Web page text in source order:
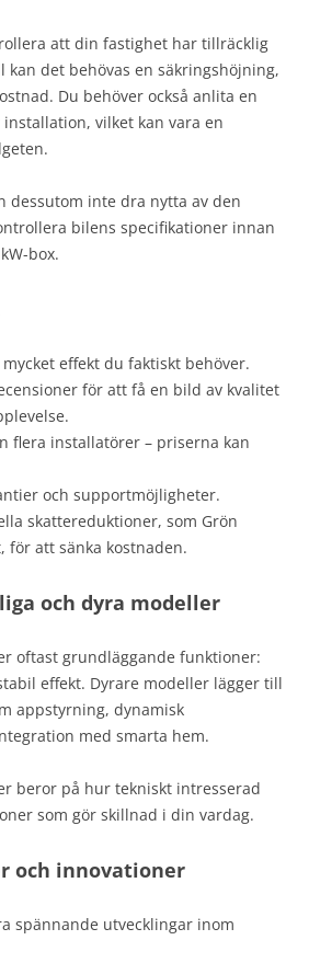
att din fastighet har tillräcklig
kan det behövas en säkringshöjning,
Du behöver också anlita en
vilket kan vara en
dessutom inte dra nytta av den
bilens specifikationer innan
box.
effekt du faktiskt behöver.
för att få en bild av kvalitet
flera installatörer – priserna kan
och supportmöjligheter.
skattereduktioner, som Grön
för att sänka kostnaden.
och dyra modeller
oftast grundläggande funktioner:
effekt. Dyrare modeller lägger till
appstyrning, dynamisk
med smarta hem.
beror på hur tekniskt intresserad
som gör skillnad i din vardag.
och innovationer
spännande utvecklingar inom